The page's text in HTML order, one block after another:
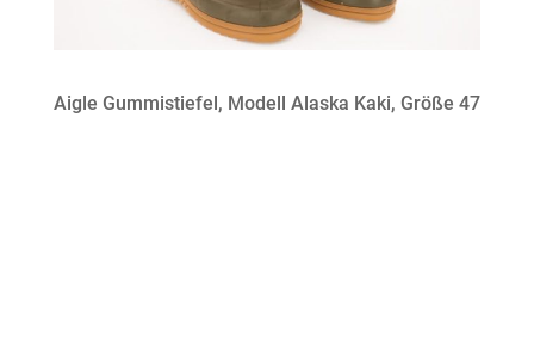
Aigle Gummistiefel, Modell Alaska Kaki, Größe 47